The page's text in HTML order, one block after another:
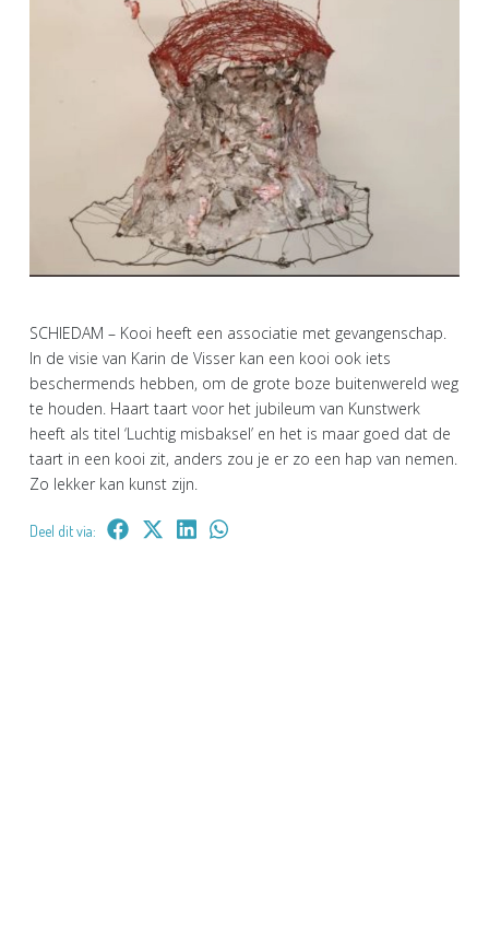
SCHIEDAM – Kooi heeft een associatie met gevangenschap.
In de visie van Karin de Visser kan een kooi ook iets
beschermends hebben, om de grote boze buitenwereld weg
te houden. Haart taart voor het jubileum van Kunstwerk
heeft als titel ‘Luchtig misbaksel’ en het is maar goed dat de
taart in een kooi zit, anders zou je er zo een hap van nemen.
Zo lekker kan kunst zijn.
Deel dit via: